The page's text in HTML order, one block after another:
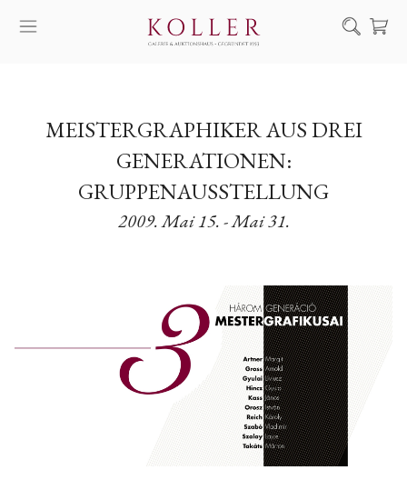
KÜNSTLER
KUNSTWERKE
AUKTION
AUSSTELLUNGEN
ÜBER UNS | KONTAKT
EN
HU
Suche
MEISTERGRAPHIKER AUS DREI
GENERATIONEN:
GRUPPENAUSSTELLUNG
2009. Mai 15. - Mai 31.